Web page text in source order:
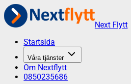
Next Flytt
Startsida
Våra tjänster
Om Nextflytt
0850235686